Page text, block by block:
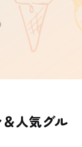
人気グル